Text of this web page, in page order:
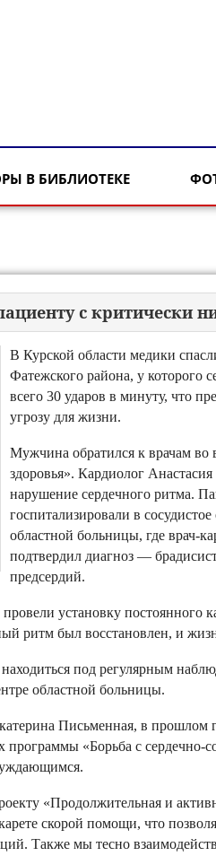
В БИБЛИОТЕКЕ
с критически
В Курской области медики
Фатежского района, у которого
всего 30 ударов в минуту, что
угрозу для жизни.
Мужчина обратился к врачам во
здоровья». Кардиолог
нарушение сердечного ритма.
госпитализировали в
областной больницы, где врач-
подтвердил диагноз —
предсердий.
установку постоянного
ритм был восстановлен, и
под регулярным
областной больницы.
Письменная, в прошлом
программы «Борьба с сердечно-
«Продолжительная и
скорой помощи, что
Также мы тесно